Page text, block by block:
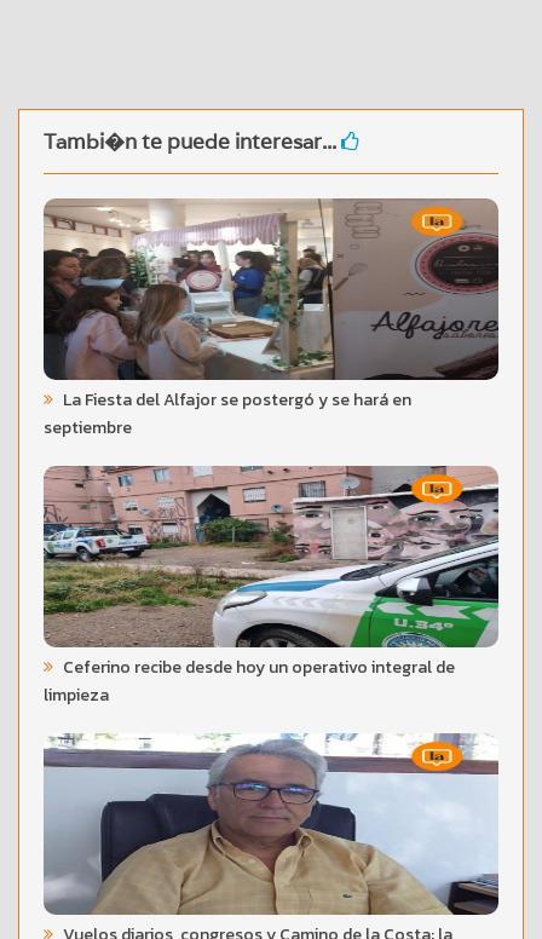
Tambi�n te puede interesar...
La Fiesta del Alfajor se postergó y se hará en
septiembre
Ceferino recibe desde hoy un operativo integral de
limpieza